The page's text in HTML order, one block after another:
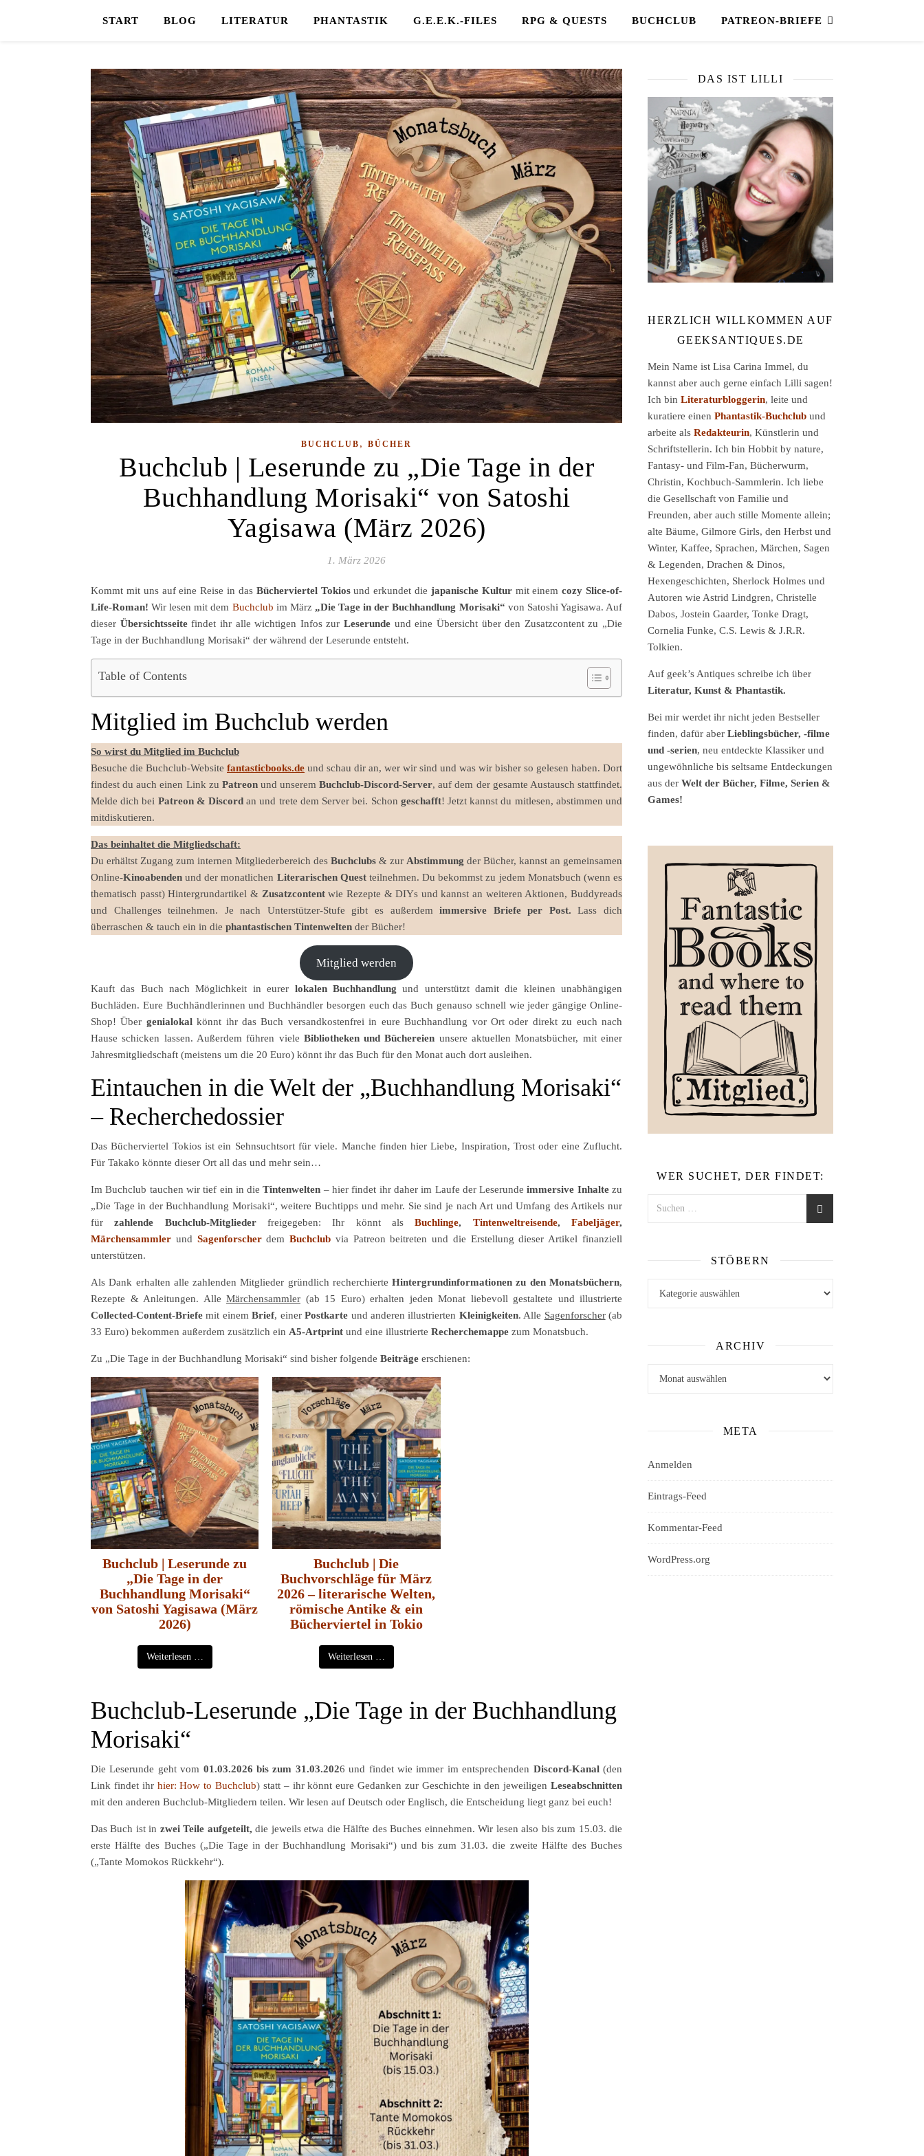
START BLOG LITERATUR PHANTASTIK G.E.E.K.-FILES RPG & QUESTS BUCHCLUB PATREON-BRIEFE
BUCHCLUB , BÜCHER
Buchclub | Leserunde zu „Die Tage in der
Buchhandlung Morisaki“ von Satoshi
Yagisawa (März 2026)
1. März 2026
Kommt mit uns auf eine Reise in das Bücherviertel Tokiosund erkundet die japanische Kultur mit einemcozy Slice-of-
Life-Roman! Wir lesen mit dem Buchclub im März „Die Tage in der Buchhandlung Morisaki“ von Satoshi Yagisawa. Auf
dieser Übersichtsseitefindet ihr alle wichtigen Infos zur Leserunde und eine Übersicht über den Zusatzcontent zu „Die
Tage in der Buchhandlung Morisaki“ der während der Leserunde entsteht.
Table of Contents
Mitglied im Buchclub werden
So wirst du Mitglied im Buchclub
Besuche die Buchclub-Website fantasticbooks.de und schau dir an, wer wir sind und was wir bisher so gelesen haben. Dort
findest du auch einen Link zu Patreonund unseremBuchclub-Discord-Server, auf dem der gesamte Austausch stattfindet.
Melde dich bei Patreon & Discord an und trete dem Server bei. Schon geschafft! Jetzt kannst du mitlesen, abstimmen und
mitdiskutieren.
Das beinhaltet die Mitgliedschaft:
Du erhältst Zugang zum internen Mitgliederbereich des Buchclubs & zur Abstimmung der Bücher, kannst an gemeinsamen
Online-Kinoabenden und der monatlichen Literarischen Quest teilnehmen. Du bekommst zu jedem Monatsbuch (wenn es
thematisch passt) Hintergrundartikel & Zusatzcontentwie Rezepte & DIYs und kannst an weiteren Aktionen, Buddyreads
und Challenges teilnehmen. Je nach Unterstützer-Stufe gibt es außerdemimmersive Briefe per Post. Lass dich
überraschen & tauch ein in die phantastischen Tintenwelten der Bücher!
Mitglied werden
Kauft das Buch nach Möglichkeit in eurer lokalen Buchhandlung und unterstützt damit die kleinen unabhängigen
Buchläden. Eure Buchhändlerinnen und Buchhändler besorgen euch das Buch genauso schnell wie jeder gängige Online-
Shop! Über genialokalkönnt ihr das Buch versandkostenfrei in eure Buchhandlung vor Ort oder direkt zu euch nach
Hause schicken lassen. Außerdem führen viele Bibliotheken und Büchereien unsere aktuellen Monatsbücher, mit einer
Jahresmitgliedschaft (meistens um die 20 Euro) könnt ihr das Buch für den Monat auch dort ausleihen.
Eintauchen in die Welt der „Buchhandlung Morisaki“
– Recherchedossier
Das Bücherviertel Tokios ist ein Sehnsuchtsort für viele. Manche finden hier Liebe, Inspiration, Trost oder eine Zuflucht.
Für Takako könnte dieser Ort all das und mehr sein…
Im Buchclub tauchen wir tief ein in dieTintenwelten – hier findet ihr daher im Laufe der Leserundeimmersive Inhaltezu
„Die Tage in der Buchhandlung Morisaki“, weitere Buchtipps und mehr. Sie sind je nach Art und Umfang des Artikels nur
fürzahlende Buchclub-Mitgliederfreigegeben: Ihr könnt alsBuchlinge, Tintenweltreisende,Fabeljäger,
Märchensammler und SagenforscherdemBuchclub via Patreon beitreten und die Erstellung dieser Artikel finanziell
unterstützen.
Als Dank erhalten alle zahlenden Mitglieder gründlich recherchierteHintergrundinformationen zu den Monatsbüchern,
Rezepte & Anleitungen. Alle Märchensammler (ab 15 Euro) erhalten jeden Monat liebevoll gestaltete und illustrierte
Collected-Content-Briefe mit einemBrief, einerPostkarte und anderen illustrierten Kleinigkeiten. Alle Sagenforscher(ab
33 Euro) bekommen außerdem zusätzlich ein A5-Artprint und eine illustrierte Recherchemappe zum Monatsbuch.
Zu „Die Tage in der Buchhandlung Morisaki“ sind bisher folgende Beiträge erschienen:
Buchclub | Leserunde zu
„Die Tage in der
Buchhandlung Morisaki“
von Satoshi Yagisawa (März
2026)
Weiterlesen …
Buchclub | Die
Buchvorschläge für März
2026 – literarische Welten,
römische Antike & ein
Bücherviertel in Tokio
Weiterlesen …
Buchclub-Leserunde „Die Tage in der Buchhandlung
Morisaki“
Die Leserunde geht vom 01.03.2026 bis zum 31.03.2026 und findet wie immer im entsprechenden Discord-Kanal(den
Link findet ihr hier: How to Buchclub) statt – ihr könnt eure Gedanken zur Geschichte in den jeweiligen Leseabschnitten
mit den anderen Buchclub-Mitgliedern teilen. Wir lesen auf Deutsch oder Englisch, die Entscheidung liegt ganz bei euch!
Das Buch ist in zwei Teile aufgeteilt, die jeweils etwa die Hälfte des Buches einnehmen. Wir lesen also bis zum 15.03. die
erste Hälfte des Buches („Die Tage in der Buchhandlung Morisaki“) und bis zum 31.03. die zweite Hälfte des Buches
(„Tante Momokos Rückkehr“).
DAS IST LILLI
HERZLICH WILLKOMMEN AUF
GEEKSANTIQUES.DE
Mein Name ist Lisa Carina Immel, du
kannst aber auch gerne einfach Lilli sagen!
Ich bin Literaturbloggerin, leite und
kuratiere einen Phantastik-Buchclub und
arbeite als Redakteurin, Künstlerin und
Schriftstellerin. Ich bin Hobbit by nature,
Fantasy- und Film-Fan, Bücherwurm,
Christin, Kochbuch-Sammlerin. Ich liebe
die Gesellschaft von Familie und
Freunden, aber auch stille Momente allein;
alte Bäume, Gilmore Girls, den Herbst und
Winter, Kaffee, Sprachen, Märchen, Sagen
& Legenden, Drachen & Dinos,
Hexengeschichten, Sherlock Holmes und
Autoren wie Astrid Lindgren, Christelle
Dabos, Jostein Gaarder, Tonke Dragt,
Cornelia Funke, C.S. Lewis & J.R.R.
Tolkien.
Auf geek’s Antiques schreibe ich über
Literatur, Kunst & Phantastik.
Bei mir werdet ihr nicht jeden Bestseller
finden, dafür aber Lieblingsbücher, -filme
und -serien, neu entdeckte Klassiker und
ungewöhnliche bis seltsame Entdeckungen
aus der Welt der Bücher, Filme, Serien &
Games!
WER SUCHET, DER FINDET:
STÖBERN
ARCHIV
META
Anmelden
Eintrags-Feed
Kommentar-Feed
WordPress.org